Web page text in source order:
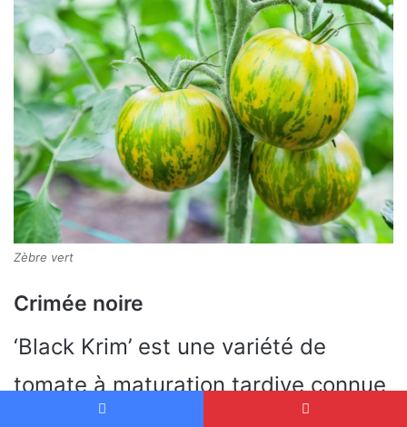
Zèbre vert
Crimée noire
‘Black Krim’ est une variété de
tomate à maturation tardive connue